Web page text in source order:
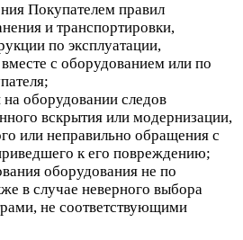
Покупателем правил
и транспортировки,
по эксплуатации,
с оборудованием или по
оборудовании следов
вскрытия или модернизации,
или неправильно обращения с
к его повреждению;
оборудования не по
в случае неверного выбора
не соответствующими